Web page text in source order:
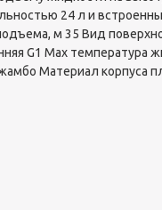
24 л и
м 35 Вид
G1 Мах температура
Материал корпуса